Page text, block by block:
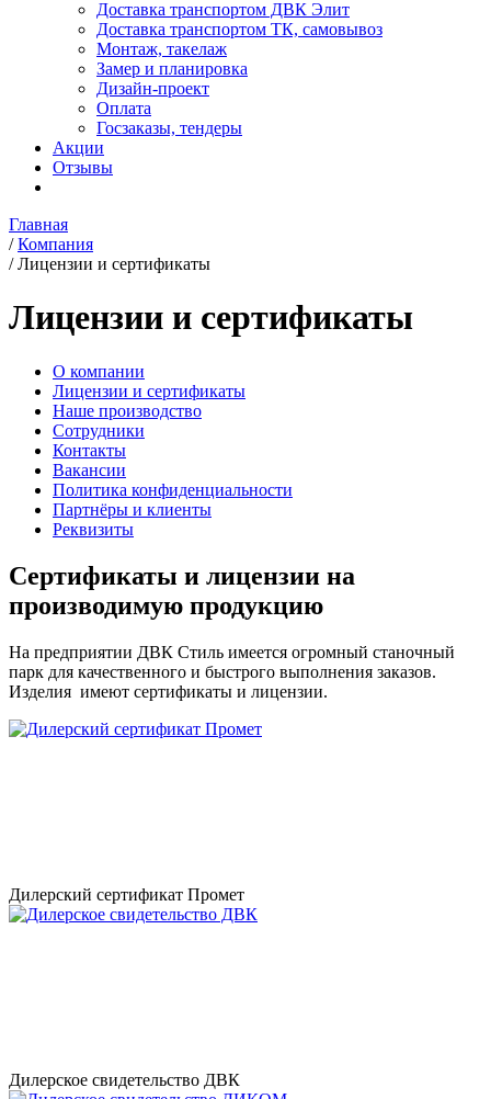
Доставка транспортом ДВК Элит
Доставка транспортом ТК, самовывоз
Монтаж, такелаж
Замер и планировка
Дизайн-проект
Оплата
Госзаказы, тендеры
Акции
Отзывы
Главная
/ Компания
/ Лицензии и сертификаты
Лицензии и сертификаты
О компании
Лицензии и сертификаты
Наше производство
Сотрудники
Контакты
Вакансии
Политика конфиденциальности
Партнёры и клиенты
Реквизиты
Сертификаты и лицензии на
производимую продукцию
На предприятии ДВК Стиль имеется огромный станочный
парк для качественного и быстрого выполнения заказов.
Изделия имеют сертификаты и лицензии.
Дилерский сертификат Промет
Дилерское свидетельство ДВК